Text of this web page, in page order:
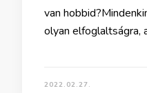
van
olyan elfoglaltságra,
2022.02.27.